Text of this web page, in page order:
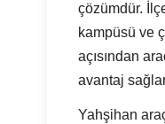
çözümdür.
kampüsü ve
açısından
avantaj
Yahşihan